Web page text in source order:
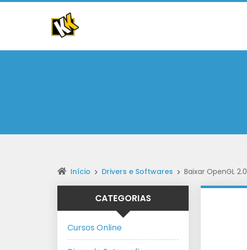
Início Drivers e Softwares Baixar OpenGL 2.0
CATEGORIAS
Cursos Online